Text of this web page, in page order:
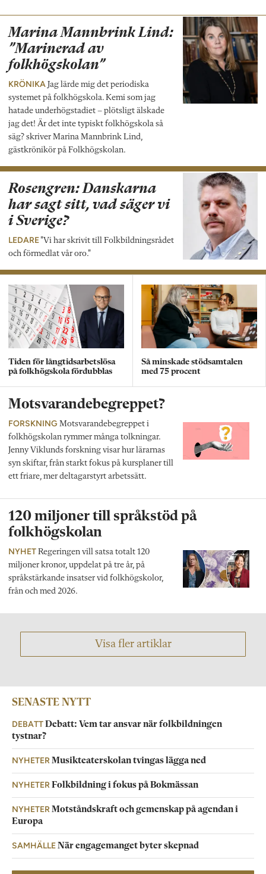
Marina Mannbrink Lind:
”Marinerad av
folkhögskolan”
KRÖNIKA Jag lärde mig det periodiska
systemet på folkhögskola. Kemi som jag
hatade underhögstadiet – plötsligt älskade
jag det! Är det inte typiskt folkhögskola så
säg? skriver Marina Mannbrink Lind,
gästkrönikör på Folkhögskolan.
Rosengren: Danskarna
har sagt sitt, vad säger vi
i Sverige?
LEDARE "Vi har skrivit till Folkbildningsrådet
och förmedlat vår oro."
Tiden för långtidsarbetslösa
på folkhögskola fördubblas
Så minskade stödsamtalen
med 75 procent
Motsvarandebegreppet?
FORSKNING Motsvarandebegreppet i
folkhögskolan rymmer många tolkningar.
Jenny Viklunds forskning visar hur lärarnas
syn skiftar, från starkt fokus på kursplaner till
ett friare, mer deltagarstyrt arbetssätt.
120 miljoner till språkstöd på
folkhögskolan
NYHET Regeringen vill satsa totalt 120
miljoner kronor, uppdelat på tre år, på
språkstärkande insatser vid folkhögskolor,
från och med 2026.
Visa fler artiklar
SENASTE NYTT
DEBATTDebatt: Vem tar ansvar när folkbildningen
tystnar?
NYHETERMusikteaterskolan tvingas lägga ned
NYHETERFolkbildning i fokus på Bokmässan
NYHETERMotståndskraft och gemenskap på agendan i
Europa
SAMHÄLLENär engagemanget byter skepnad